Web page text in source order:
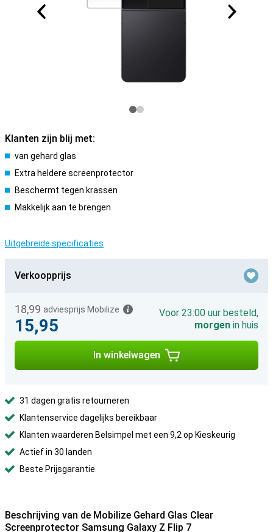
Klanten zijn blij met:
van gehard glas
Extra heldere screenprotector
Beschermt tegen krassen
Makkelijk aan te brengen
Uitgebreide specificaties
Verkoopprijs
18,99 adviesprijs Mobilize
15,95
Voor 23:00 uur besteld,
morgen in huis
In winkelwagen
31 dagen gratis retourneren
Klantenservice dagelijks bereikbaar
Klanten waarderen Belsimpel met een 9,2 op Kieskeurig
Actief in 30 landen
Beste Prijsgarantie
Beschrijving van de Mobilize Gehard Glas Clear
Screenprotector Samsung Galaxy Z Flip 7